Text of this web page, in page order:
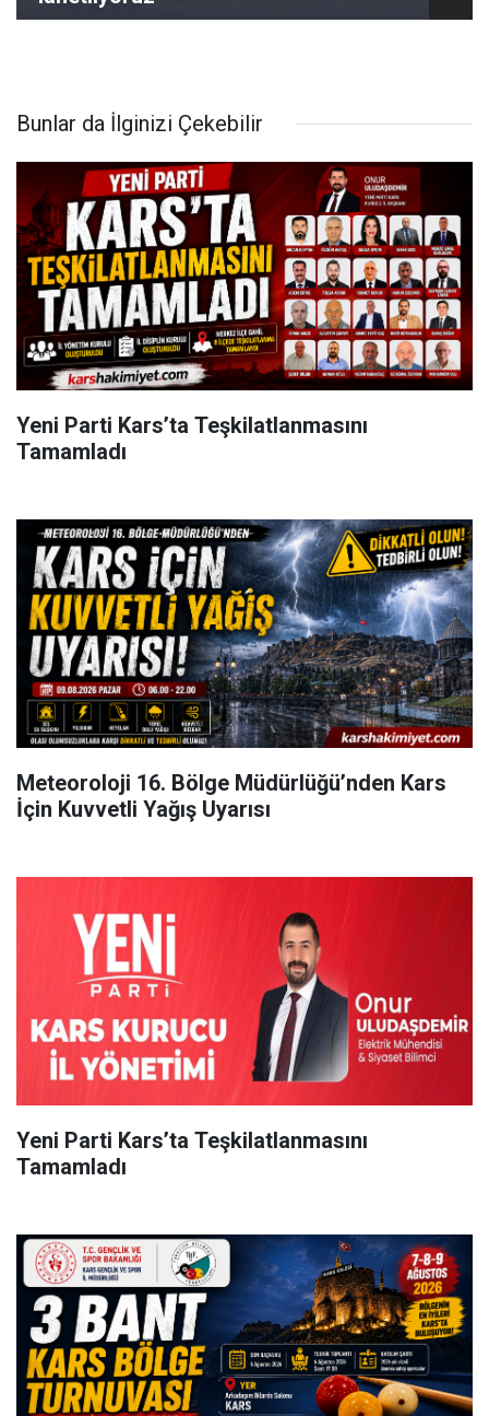
Bunlar da İlginizi Çekebilir
Yeni Parti Kars’ta Teşkilatlanmasını
Tamamladı
Meteoroloji 16. Bölge Müdürlüğü’nden Kars
İçin Kuvvetli Yağış Uyarısı
Yeni Parti Kars’ta Teşkilatlanmasını
Tamamladı